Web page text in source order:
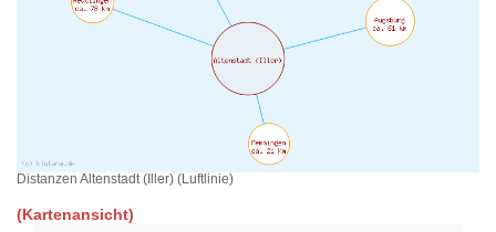
Distanzen Altenstadt (Iller) (Luftlinie)
(Kartenansicht)